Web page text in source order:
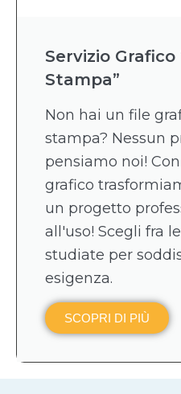
Servizio Grafico
Stampa”
Non hai un file
stampa? Nessun
pensiamo noi!
grafico
un progetto
all'uso! Scegli fra
studiate per
esigenza.
SCOPRI DI PIÙ